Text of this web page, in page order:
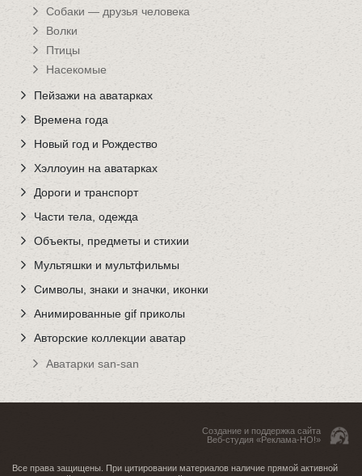
Собаки — друзья человека
Волки
Птицы
Насекомые
Пейзажи на аватарках
Времена года
Новый год и Рождество
Хэллоуин на аватарках
Дороги и транспорт
Части тела, одежда
Объекты, предметы и стихии
Мультяшки и мультфильмы
Символы, знаки и значки, иконки
Анимированные gif приколы
Авторские коллекции аватар
Аватарки san-san
Создание и поддержка сайта
Веб-студия «Реклама-НО!»
Все права защищены. При цитировании материалов наличие прямой активной